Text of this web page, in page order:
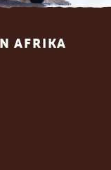
AFRIKA